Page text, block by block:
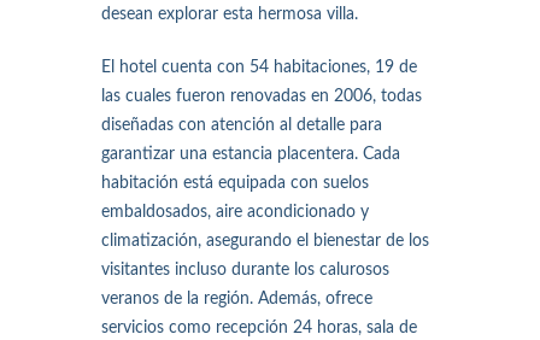
desean explorar esta hermosa villa.
El hotel cuenta con 54 habitaciones, 19 de
las cuales fueron renovadas en 2006, todas
diseñadas con atención al detalle para
garantizar una estancia placentera. Cada
habitación está equipada con suelos
embaldosados, aire acondicionado y
climatización, asegurando el bienestar de los
visitantes incluso durante los calurosos
veranos de la región. Además, ofrece
servicios como recepción 24 horas, sala de